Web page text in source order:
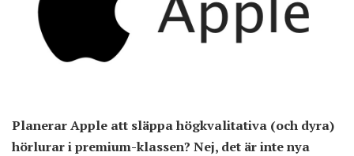
Planerar Apple att släppa högkvalitativa (och dyra)
hörlurar i premium-klassen? Nej, det är inte nya